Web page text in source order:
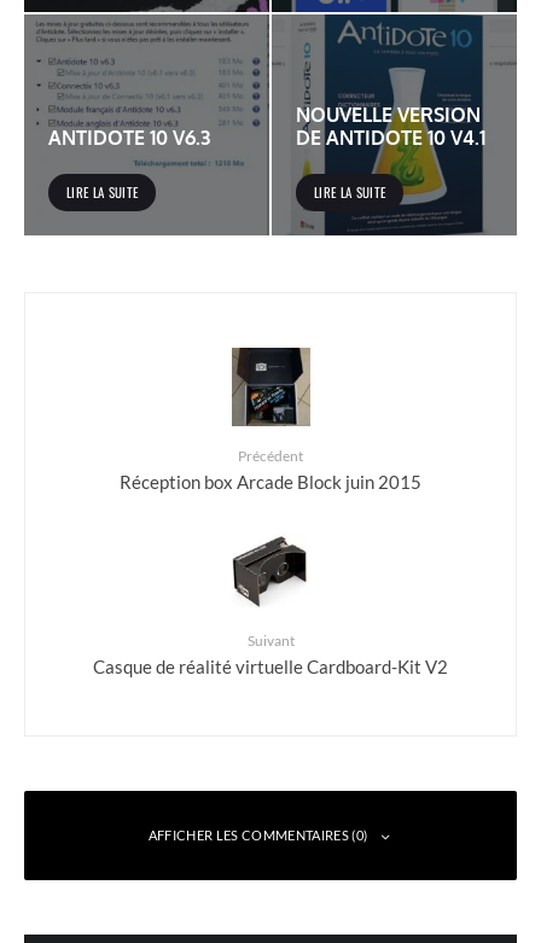
ANTIDOTE 10 V6.3
LIRE LA SUITE
NOUVELLE VERSION
DE ANTIDOTE 10 V4.1
LIRE LA SUITE
Précédent
Réception box Arcade Block juin 2015
Suivant
Casque de réalité virtuelle Cardboard-Kit V2
AFFICHER LES COMMENTAIRES (0)